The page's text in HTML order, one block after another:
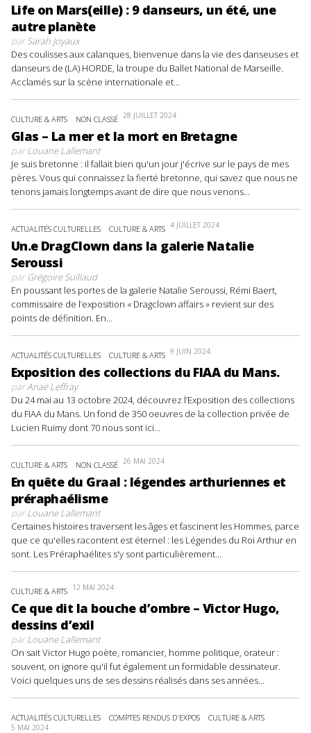
Life on Mars(eille) : 9 danseurs, un été, une
autre planète
parSarah Joyaux
Des coulisses aux calanques, bienvenue dans la vie des danseuses et
danseurs de (LA) HORDE, la troupe du Ballet National de Marseille.
Acclamés sur la scène internationale et...
CULTURE & ARTS NON CLASSÉ 28 JUILLET 2024
Glas – La mer et la mort en Bretagne
parLouane Lallemant
Je suis bretonne : il fallait bien qu'un jour j'écrive sur le pays de mes
pères. Vous qui connaissez la fierté bretonne, qui savez que nous ne
tenons jamais longtemps avant de dire que nous venons...
ACTUALITÉS CULTURELLES CULTURE & ARTS 4 JUILLET 2024
Un.e DragClown dans la galerie Natalie
Seroussi
parGrégoire Suillaud
En poussant les portes de la galerie Natalie Seroussi, Rémi Baert,
commissaire de l’exposition « Dragclown affairs » revient sur des
points de définition. En...
ACTUALITÉS CULTURELLES CULTURE & ARTS 9 JUIN 2024
Exposition des collections du FIAA du Mans.
parAnaë Leffray
Du 24 mai au 13 octobre 2024, découvrez l’Exposition des collections
du FIAA du Mans. Un fond de 350 oeuvres de la collection privée de
Lucien Ruimy dont 70 nous sont ici...
CULTURE & ARTS NON CLASSÉ 26 MAI 2024
En quête du Graal : légendes arthuriennes et
préraphaélisme
parLouane Lallemant
Certaines histoires traversent les âges et fascinent les Hommes, parce
que ce qu'elles racontent est éternel : les Légendes du Roi Arthur en
sont. Les Préraphaélites s'y sont particulièrement...
CULTURE & ARTS 12 MAI 2024
Ce que dit la bouche d’ombre – Victor Hugo,
dessins d’exil
parLouane Lallemant
On sait Victor Hugo poète, romancier, homme politique, orateur :
souvent, on ignore qu'il fut également un formidable dessinateur.
Voici quelques uns de ses dessins réalisés dans ses années...
ACTUALITÉS CULTURELLES COMPTES RENDUS D'EXPOS CULTURE & ARTS
5 MAI 2024